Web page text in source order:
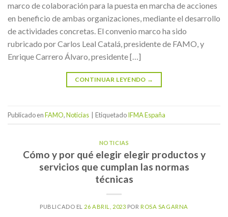
marco de colaboración para la puesta en marcha de acciones
en beneficio de ambas organizaciones, mediante el desarrollo
de actividades concretas. El convenio marco ha sido
rubricado por Carlos Leal Catalá, presidente de FAMO, y
Enrique Carrero Álvaro, presidente […]
CONTINUAR LEYENDO →
Publicado enFAMO,Noticias EtiquetadoIFMA España
NOTICIAS
Cómo y por qué elegir elegir productos y
servicios que cumplan las normas
técnicas
PUBLICADO EL 26 ABRIL, 2023 PORROSA SAGARNA